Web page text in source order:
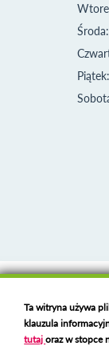
Środa:
Piątek:
Deklaracja
Polski serwer RBL
Ta witryna używa
klauzula
tutajoraz w stopce